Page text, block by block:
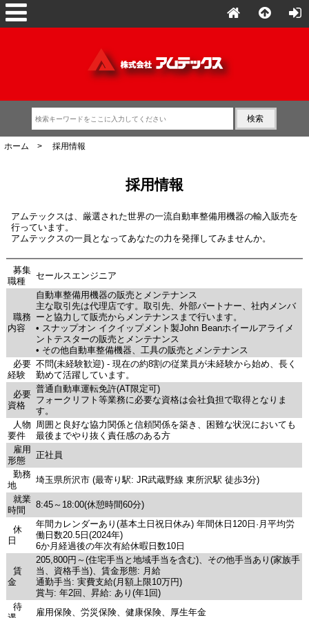
ホーム > 採用情報
採用情報
アムテックスは、厳選された世界の一流自動車整備用機器の輸入販売を
行っています。
アムテックスの一員となってあなたの力を発揮してみませんか。
募集
職種
セールスエンジニア
職務
内容
自動車整備用機器の販売とメンテナンス
主な取引先は代理店です。取引先、外部パートナー、社内メンバ
ーと協力して販売からメンテナンスまで行います。
• スナップオン イクイップメント製John Beanホイールアライメ
ントテスターの販売とメンテナンス
• その他自動車整備機器、工具の販売とメンテナンス
必要
経験
不問(未経験歓迎) - 現在の約8割の従業員が未経験から始め、長く
勤めて活躍しています。
必要
資格
普通自動車運転免許(AT限定可)
フォークリフト等業務に必要な資格は会社負担で取得となりま
す。
人物
要件
周囲と良好な協力関係と信頼関係を築き、困難な状況においても
最後までやり抜く責任感のある方
雇用
形態
正社員
勤務
地
埼玉県所沢市 (最寄り駅: JR武蔵野線 東所沢駅 徒歩3分)
就業
時間
8:45～18:00(休憩時間60分)
休
日
年間カレンダーあり(基本土日祝日休み) 年間休日120日·月平均労
働日数20.5日(2024年)
6か月経過後の年次有給休暇日数10日
賃
金
205,800円～(住宅手当と地域手当を含む)、その他手当あり(家族手
当、資格手当)、賃金形態: 月給
通勤手当: 実費支給(月額上限10万円)
賞与: 年2回、昇給: あり(年1回)
待
雇用保険、労災保険、健康保険、厚生年金